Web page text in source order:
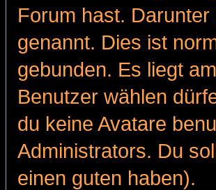
Forum hast.
genannt. Dies ist
gebunden. Es liegt
Benutzer wählen
du keine Avatare
Administrators. Du
einen guten haben).